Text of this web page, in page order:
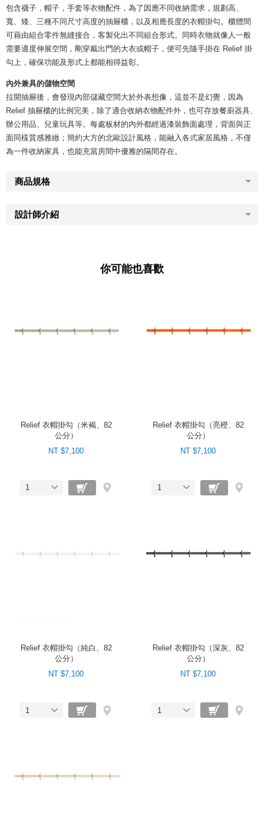
包含襪子，帽子，手套等衣物配件，為了因應不同收納需求，規劃高、
寬、矮、三種不同尺寸高度的抽屜櫃，以及相應長度的衣帽掛勾。櫃體間
可藉由組合零件無縫接合，客製化出不同組合形式。同時衣物就像人一般
需要適度伸展空間，剛穿戴出門的大衣或帽子，便可先隨手掛在 Relief 掛
勾上，確保功能及形式上都能相得益彰。
內外兼具的儲物空間
拉開抽屜後，會發現內部儲藏空間大於外表想像，這並不是幻覺，因為
Relief 抽屜櫃的比例完美，除了適合收納衣物配件外，也可存放餐廚器具、
辦公用品、兒童玩具等。每處板材的內外都經過漆裝飾面處理，背面與正
面同樣質感雅緻；簡約大方的北歐設計風格，能融入各式家居風格，不僅
為一件收納家具，也能充當房間中優雅的隔間存在。
商品規格
設計師介紹
你可能也喜歡
Relief 衣帽掛勾（米褐、82
公分）
NT $7,100
1
Relief 衣帽掛勾（亮橙、82
公分）
NT $7,100
1
Relief 衣帽掛勾（純白、82
公分）
NT $7,100
1
Relief 衣帽掛勾（深灰、82
公分）
NT $7,100
1